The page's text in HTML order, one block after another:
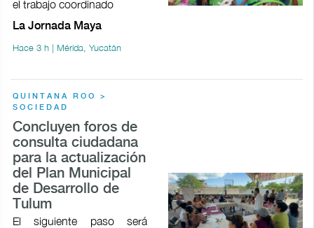
el trabajo coordinado
La Jornada Maya
Hace 3 h | Mérida, Yucatán
QUINTANA ROO >
SOCIEDAD
Concluyen foros de
consulta ciudadana
para la actualización
del Plan Municipal
de Desarrollo de
Tulum
El siguiente paso será